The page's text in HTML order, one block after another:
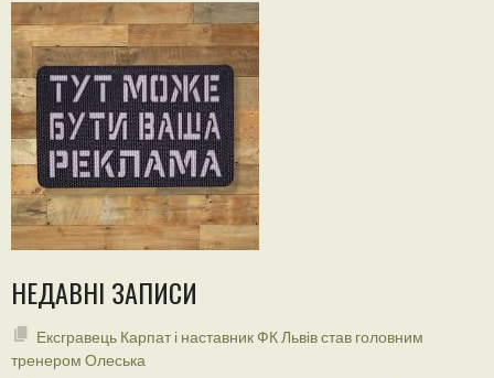
НЕДАВНІ ЗАПИСИ
Ексгравець Карпат і наставник ФК Львів став головним
тренером Олеська